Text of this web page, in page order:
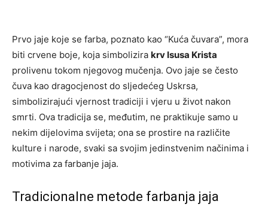
Prvo jaje koje se farba, poznato kao “Kuća čuvara”, mora
biti crvene boje, koja simbolizira krv Isusa Krista
prolivenu tokom njegovog mučenja. Ovo jaje se često
čuva kao dragocjenost do sljedećeg Uskrsa,
simbolizirajući vjernost tradiciji i vjeru u život nakon
smrti. Ova tradicija se, međutim, ne praktikuje samo u
nekim dijelovima svijeta; ona se prostire na različite
kulture i narode, svaki sa svojim jedinstvenim načinima i
motivima za farbanje jaja.
Tradicionalne metode farbanja jaja